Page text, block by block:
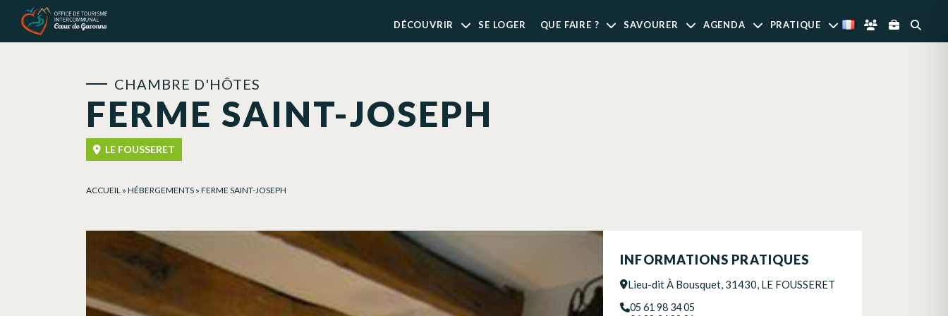
DÉCOUVRIR SE LOGER QUE FAIRE ? SAVOURER AGENDA PRATIQUE
FERME SAINT-JOSEPH
CHAMBRE D'HÔTES
LE FOUSSERET
ACCUEIL » HÉBERGEMENTS » FERME SAINT-JOSEPH
INFORMATIONS PRATIQUES
Lieu-dit À Bousquet, 31430, LE FOUSSERET
05 61 98 34 05
Panneau de gestion des cookies